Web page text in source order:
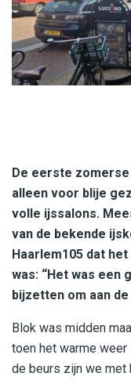
De eerste
alleen voor blije
volle ijssalons.
van de bekende
Haarlem105 dat
was: “Het was een
bijzetten om aan
Blok was midden
toen het warme
de beurs zijn we met